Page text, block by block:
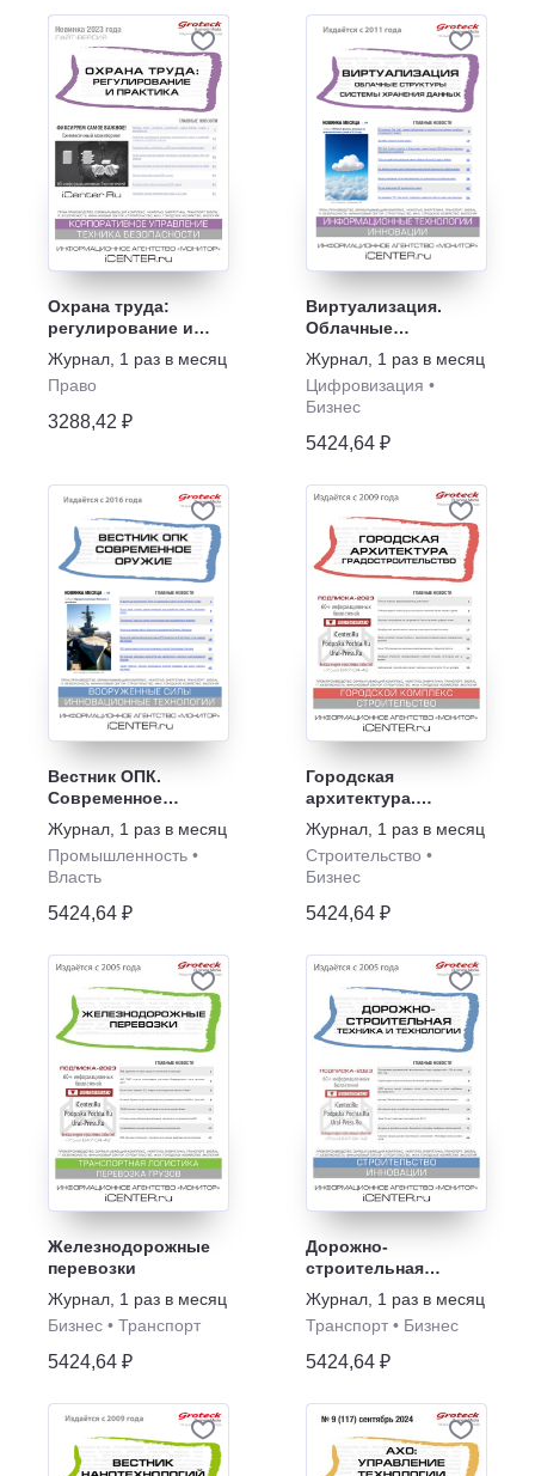
Охрана труда:
регулирование и
практика
Журнал 1 раз в месяц
Право
3288,42 ₽
Виртуализация.
Облачные
структуры. Системы
хранения данных
Журнал 1 раз в месяц
Цифровизация •
Бизнес
5424,64 ₽
Вестник ОПК.
Современное
оружие
Журнал 1 раз в месяц
Промышленность •
Власть
5424,64 ₽
Городская
архитектура.
Градостроительство
Журнал 1 раз в месяц
Строительство •
Бизнес
5424,64 ₽
Железнодорожные
перевозки
Журнал 1 раз в месяц
Бизнес • Транспорт
5424,64 ₽
Дорожно-
строительная
техника и
технологии
Журнал 1 раз в месяц
Транспорт • Бизнес
5424,64 ₽